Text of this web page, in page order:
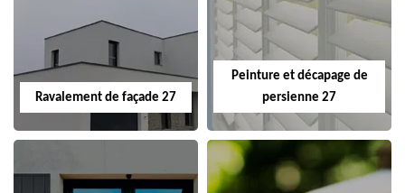
Ravalement de façade 27
Peinture et décapage de
persienne 27